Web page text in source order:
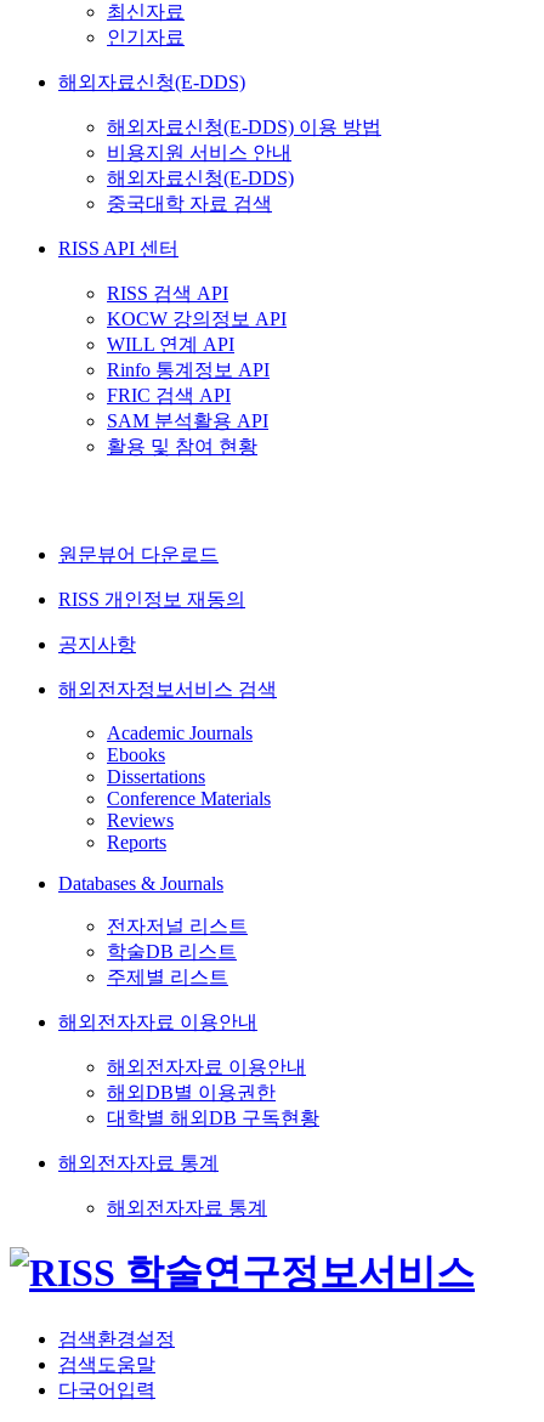
최신자료
인기자료
해외자료신청(E-DDS)
해외자료신청(E-DDS) 이용 방법
비용지원 서비스 안내
해외자료신청(E-DDS)
중국대학 자료 검색
RISS API 센터
RISS 검색 API
KOCW 강의정보 API
WILL 연계 API
Rinfo 통계정보 API
FRIC 검색 API
SAM 분석활용 API
활용 및 참여 현황
원문뷰어 다운로드
RISS 개인정보 재동의
공지사항
해외전자정보서비스 검색
Academic Journals
Ebooks
Dissertations
Conference Materials
Reviews
Reports
Databases & Journals
전자저널 리스트
학술DB 리스트
주제별 리스트
해외전자자료 이용안내
해외전자자료 이용안내
해외DB별 이용권한
대학별 해외DB 구독현황
해외전자자료 통계
해외전자자료 통계
검색환경설정
검색도움말
다국어입력